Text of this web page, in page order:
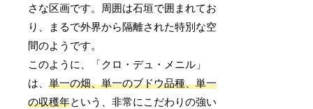
さな区画です。周囲は石垣で囲まれてお
り、まるで外界から隔離された特別な空
間のようです。
このように、「クロ・デュ・メニル」
は、単一の畑、単一のブドウ品種、単一
の収穫年という、非常にこだわりの強い